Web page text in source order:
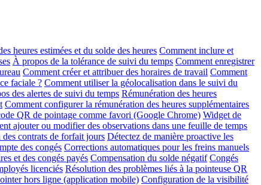
heures estimées et du solde des heures Comment inclure et
À propos de la tolérance de suivi du temps Comment enregistrer
Comment créer et attribuer des horaires de travail Comment
faciale ? Comment utiliser la géolocalisation dans le suivi du
des alertes de suivi du temps Rémunération des heures
Comment configurer la rémunération des heures supplémentaires
QR de pointage comme favori (Google Chrome) Widget de
ajouter ou modifier des observations dans une feuille de temps
contrats de forfait jours Détectez de manière proactive les
des congés Corrections automatiques pour les freins manuels
et des congés payés Compensation du solde négatif Congés
licenciés Résolution des problèmes liés à la pointeuse QR
hors ligne (application mobile) Configuration de la visibilité